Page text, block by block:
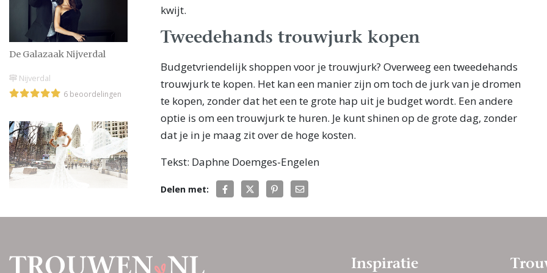
De Galazaak Nijverdal
Nijverdal
6 beoordelingen
kwijt.
Tweedehands trouwjurk kopen
Budgetvriendelijk shoppen voor je trouwjurk? Overweeg een tweedehands
trouwjurk te kopen. Het kan een manier zijn om toch de jurk van je dromen
te kopen, zonder dat het een te grote hap uit je budget wordt. Een andere
optie is om een trouwjurk te huren. Je kunt shinen op de grote dag, zonder
dat je in je maag zit over de hoge kosten.
Tekst: Daphne Doemges-Engelen
Delen met:
Inspiratie